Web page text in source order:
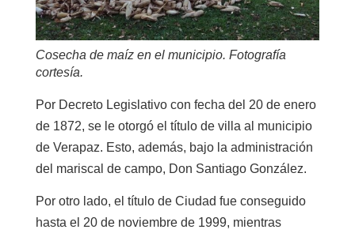
Cosecha de maíz en el municipio. Fotografía
cortesía.
Por Decreto Legislativo con fecha del 20 de enero
de 1872, se le otorgó el título de villa al municipio
de Verapaz. Esto, además, bajo la administración
del mariscal de campo, Don Santiago González.
Por otro lado, el título de Ciudad fue conseguido
hasta el 20 de noviembre de 1999, mientras